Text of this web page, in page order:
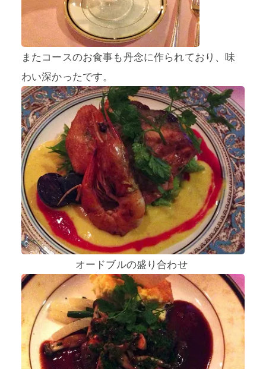
またコースのお食事も丹念に作られており、味
わい深かったです。
オードブルの盛り合わせ